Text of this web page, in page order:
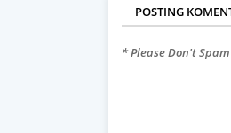
POSTING
* Please Don't